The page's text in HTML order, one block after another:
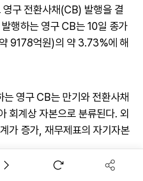
구 전환사채(CB) 발행을 결
행하는 영구 CB는 10일 종가
9178억원)의 약 3.73%에 해
영구 CB는 만기와 전환사채
회계상 자본으로 분류된다. 외
가 증가, 재무제표의 자기자본
. 회사가 무이자로 자금을 융